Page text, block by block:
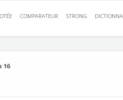
COMPARATEUR STRONG
16